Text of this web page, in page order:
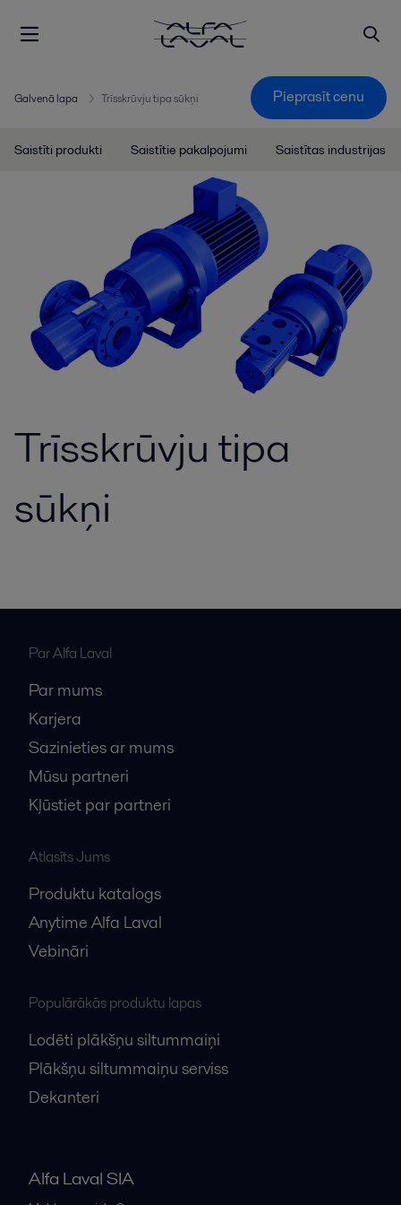
Galvenā lapa Trīsskrūvju tipa sūkņi Pieprasīt cenu
Saistīti produkti Saistītie pakalpojumi Saistītas industrijas
Trīsskrūvju tipa
sūkņi
Par Alfa Laval
Par mums
Karjera
Sazinieties ar mums
Mūsu partneri
Kļūstiet par partneri
Atlasīts Jums
Produktu katalogs
Anytime Alfa Laval
Vebināri
Populārākās produktu lapas
Lodēti plākšņu siltummaiņi
Plākšņu siltummaiņu serviss
Dekanteri
Alfa Laval SIA